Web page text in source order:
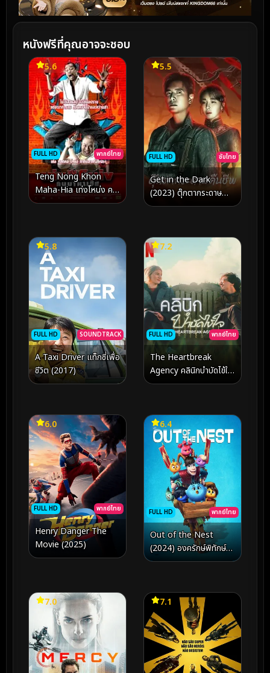
หนังฟรีที่คุณอาจจะชอบ
FULL HD พากย์ไทย
5.6
Teng Nong Khon
Maha-Hia เท่งโหน่ง คน
มาหาเฮีย (2007)
FULL HD ซับไทย
5.5
Get in the Dark
(2023) ตุ๊กตากระดาษ
คืนชีพ
FULL HD SOUNDTRACK
5.8
A Taxi Driver แท็กซี่เพื่อ
ชีวิต (2017)
FULL HD พากย์ไทย
7.2
The Heartbreak
Agency คลินิกบำบัดไข้ใจ
(2024)
FULL HD พากย์ไทย
6.0
Henry Danger The
Movie (2025)
FULL HD พากย์ไทย
6.4
Out of the Nest
(2024) องครักษ์พิทักษ์
เจี๊ยบ
7.0 7.1